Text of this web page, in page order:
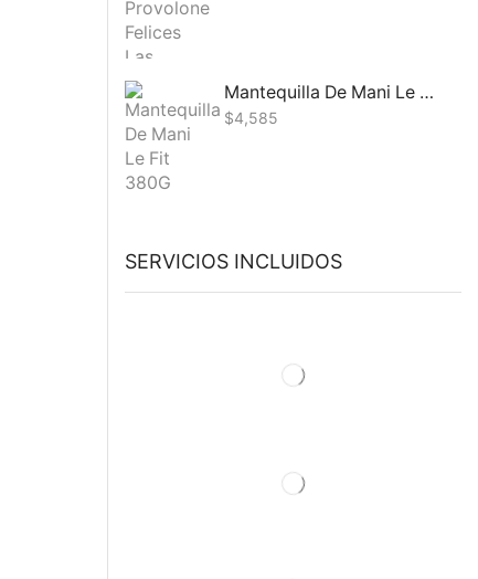
Mantequilla De Mani Le Fit 380G
$4,585
SERVICIOS INCLUIDOS